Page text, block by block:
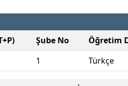
Şube No Öğretim
1 Türkçe